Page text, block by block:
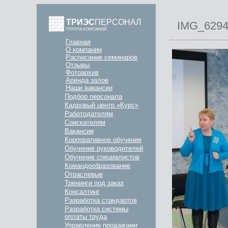
ТРИЭСПЕРСОНАЛ
ГРУППА КОМПАНИЙ
Главная
О компании
Расписание семинаров
Отзывы
Фотоархив
Аренда залов
Наши вакансии
Подбор персонала
Кадровый центр «Курс»
Работодателям
Соискателям
Вакансии
Корпоративное обучение
Обучение руководителей
Обучение специалистов
Командообразование
Отраслевые
Тренинги под заказ
Консалтинг
Разработка стандартов
Разработка системы
оплаты труда
Управление продажами
IMG_6294